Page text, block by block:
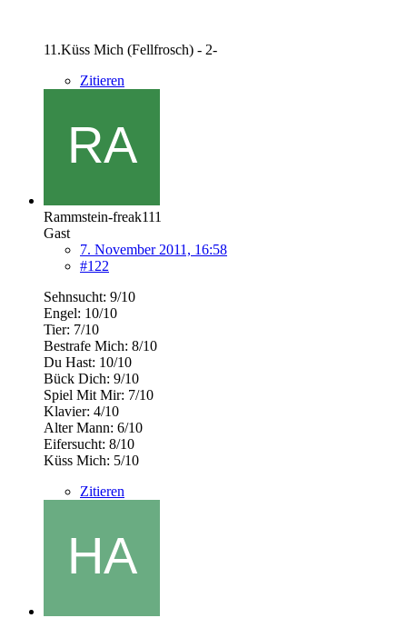
11.Küss Mich (Fellfrosch) - 2-
Zitieren
Rammstein-freak111
Gast
7. November 2011, 16:58
#122
Sehnsucht: 9/10
Engel: 10/10
Tier: 7/10
Bestrafe Mich: 8/10
Du Hast: 10/10
Bück Dich: 9/10
Spiel Mit Mir: 7/10
Klavier: 4/10
Alter Mann: 6/10
Eifersucht: 8/10
Küss Mich: 5/10
Zitieren